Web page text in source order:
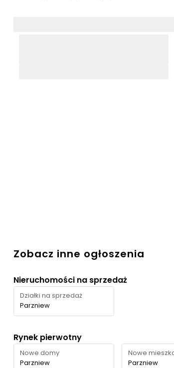
Zobacz inne ogłoszenia
Nieruchomości na sprzedaż
Działki na sprzedaż
Parzniew
Rynek pierwotny
Nowe domy
Parzniew
Nowe
Parzniew